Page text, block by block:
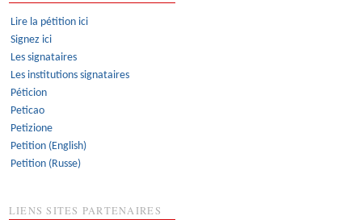
Lire la pétition ici
Signez ici
Les signataires
Les institutions signataires
Péticion
Peticao
Petizione
Petition (English)
Petition (Russe)
LIENS SITES PARTENAIRES